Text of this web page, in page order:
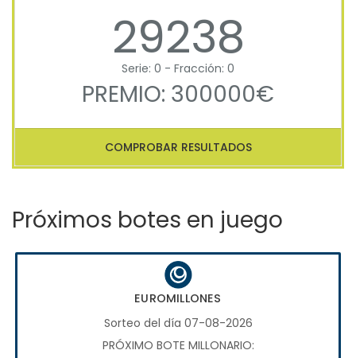
29238
Serie: 0 - Fracción: 0
PREMIO: 300000€
COMPROBAR RESULTADOS
Próximos botes en juego
EUROMILLONES
Sorteo del día 07-08-2026
PRÓXIMO BOTE MILLONARIO: